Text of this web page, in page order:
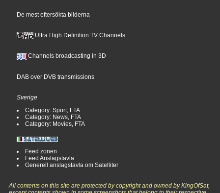
De mest eftersökta bilderna
Ultra High Definition TV Channels
Channels broadcasting in 3D
DAB over DVB transmissions
Sverige
Category: Sport, FTA
Category: News, FTA
Category: Movies, FTA
Feed zonen
Feed Anslagstavla
Generell anslagstavla om Satelliter
All contents on this site are protected by copyright and owned by KingOfSat,